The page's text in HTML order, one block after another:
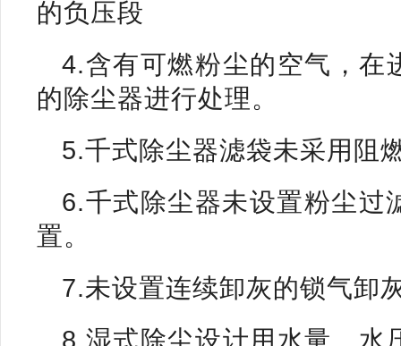
的负压段
4.含有可燃粉尘的空气，在
的除尘器进行处理。
5.千式除尘器滤袋未采用阻
6.千式除尘器未设置粉尘过
置。
7.未设置连续卸灰的锁气卸
8.湿式除尘设计用水量、水